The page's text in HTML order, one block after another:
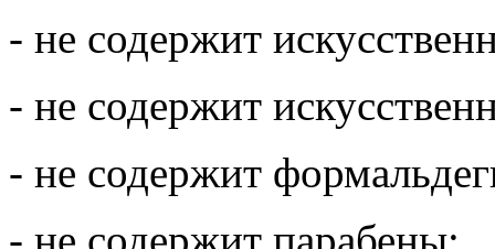
- не содержит
- не содержит
- не содержит
- не содержит парабены;